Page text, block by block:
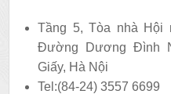
Tầng 5, Tòa nhà Hội
Đường Dương Đình
Giấy, Hà Nội
Tel:(84-24) 3557 6699